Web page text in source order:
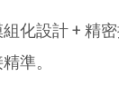
組化設計 + 精
準。